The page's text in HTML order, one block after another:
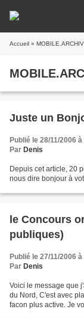
Accueil »
Juste un
Publié le 28/11/2006
Par Denis
Depuis cet article, 20
nous dire bonjour à
le Concours
publiques)
Publié le 27/11/2006
Par Denis
Voici le message que
du Nord, C'est avec
facon plus active. Je